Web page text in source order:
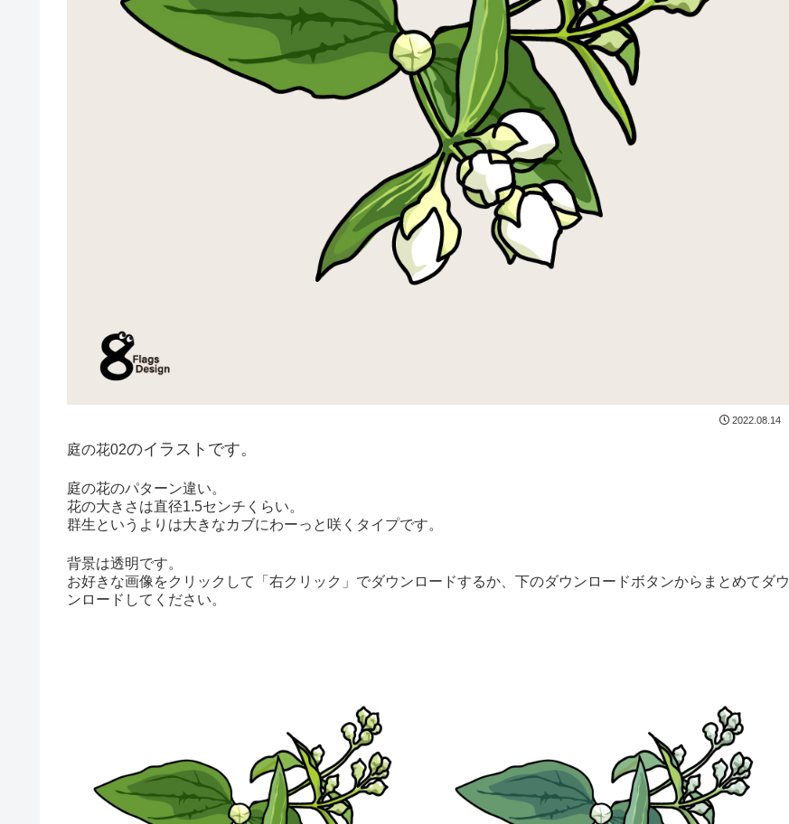
2022.08.14
庭の花02のイラストです。
庭の花のパターン違い。
花の大きさは直径1.5センチくらい。
群生というよりは大きなカブにわーっと咲くタイプです。
背景は透明です。
お好きな画像をクリックして「右クリック」でダウンロードするか、下のダウンロードボタンからまとめてダウ
ンロードしてください。